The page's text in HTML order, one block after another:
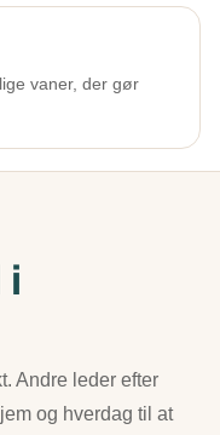
vaner, der gør
i
Andre leder efter
og hverdag til at